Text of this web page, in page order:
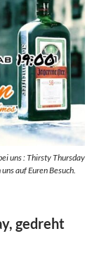
uns : Thirsty Thursday
auf Euren Besuch.
gedreht